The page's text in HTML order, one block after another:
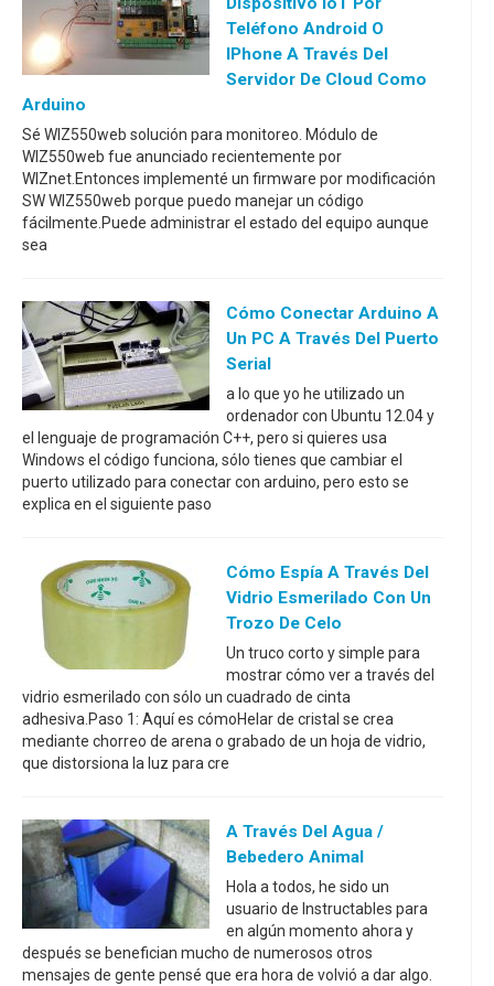
Teléfono Android O
IPhone A Través Del
Servidor De Cloud Como
Arduino
Sé WIZ550web solución para monitoreo. Módulo de
WIZ550web fue anunciado recientemente por
WIZnet.Entonces implementé un firmware por modificación
SW WIZ550web porque puedo manejar un código
fácilmente.Puede administrar el estado del equipo aunque
sea
Cómo Conectar Arduino A
Un PC A Través Del Puerto
Serial
a lo que yo he utilizado un
ordenador con Ubuntu 12.04 y
el lenguaje de programación C++, pero si quieres usa
Windows el código funciona, sólo tienes que cambiar el
puerto utilizado para conectar con arduino, pero esto se
explica en el siguiente paso
Cómo Espía A Través Del
Vidrio Esmerilado Con Un
Trozo De Celo
Un truco corto y simple para
mostrar cómo ver a través del
vidrio esmerilado con sólo un cuadrado de cinta
adhesiva.Paso 1: Aquí es cómoHelar de cristal se crea
mediante chorreo de arena o grabado de un hoja de vidrio,
que distorsiona la luz para cre
A Través Del Agua /
Bebedero Animal
Hola a todos, he sido un
usuario de Instructables para
en algún momento ahora y
después se benefician mucho de numerosos otros
mensajes de gente pensé que era hora de volvió a dar algo.